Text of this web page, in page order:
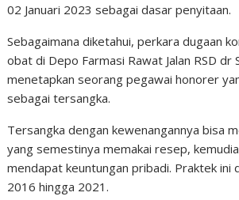
02 Januari 2023 sebagai dasar penyitaan.
Sebagaimana diketahui, perkara dugaan
obat di Depo Farmasi Rawat Jalan RSD dr
menetapkan seorang pegawai honorer
sebagai tersangka.
Tersangka dengan kewenangannya bisa
yang semestinya memakai resep,
mendapat keuntungan pribadi. Praktek ini
2016 hingga 2021.